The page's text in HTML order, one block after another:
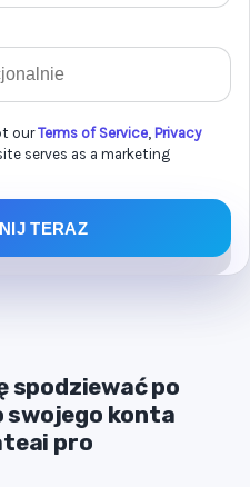
ourTerms of Service, Privacy
serves as a marketing
TERAZ
spodziewać po
swojego konta
pro